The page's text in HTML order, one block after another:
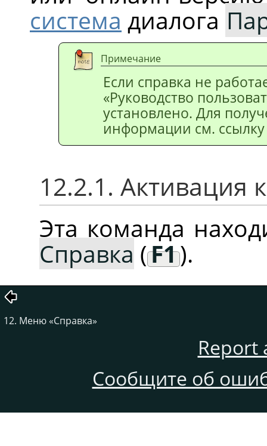
система диалога
Примечание
Если справка не
«Руководство
установлено. Для
информации см.
12.2.1. Активация
Эта команда
Справка (F1).
12. Меню «Справка»
Report
Сообщите об